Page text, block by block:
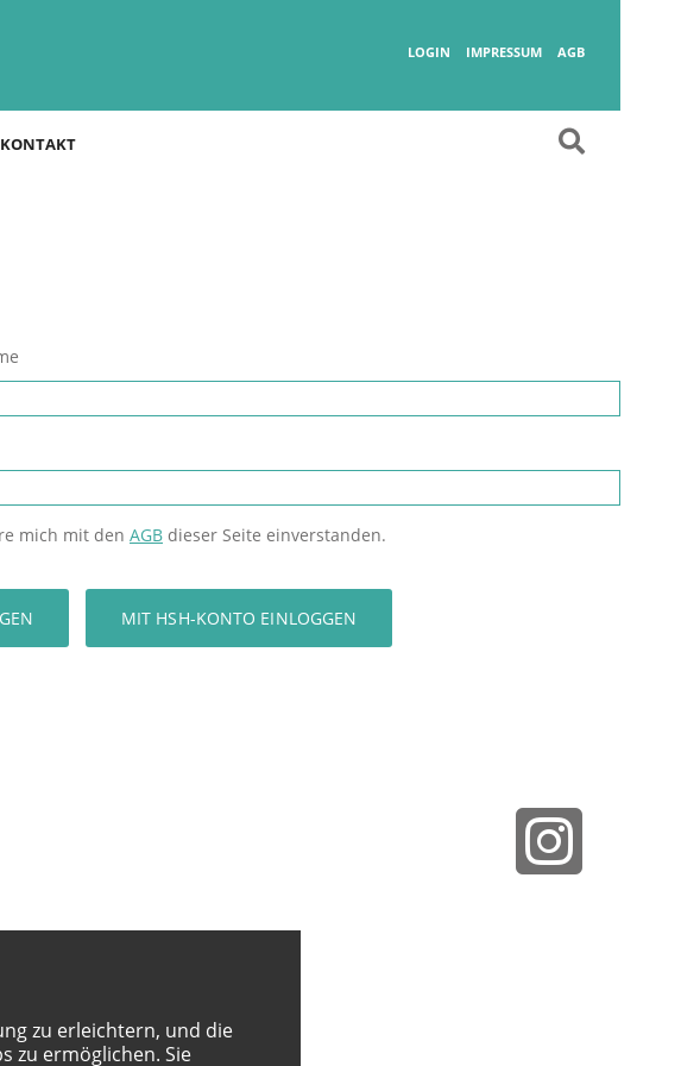
LOGIN IMPRESSUM AGB
KONTAKT
mich mit den AGB dieser Seite einverstanden.
zu erleichtern, und die
zu ermöglichen. Sie